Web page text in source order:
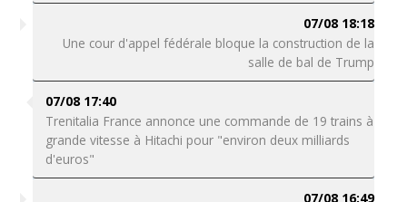
07/08 18:18
Une cour d'appel fédérale bloque la construction de la
salle de bal de Trump
07/08 17:40
Trenitalia France annonce une commande de 19 trains à
grande vitesse à Hitachi pour "environ deux milliards
d'euros"
07/08 16:49